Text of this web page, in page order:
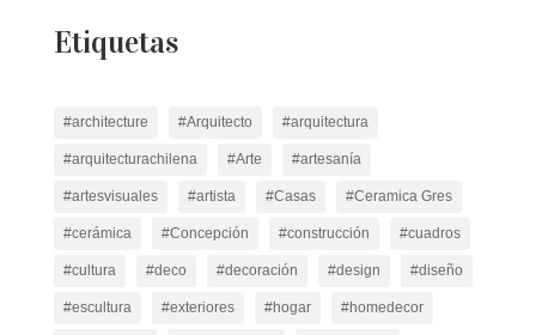
Etiquetas
#architecture #Arquitecto #arquitectura
#arquitecturachilena #Arte #artesanía
#artesvisuales #artista #Casas #Ceramica Gres
#cerámica #Concepción #construcción #cuadros
#cultura #deco #decoración #design #diseño
#escultura #exteriores #hogar #homedecor